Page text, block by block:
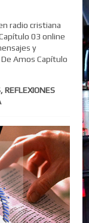
radio cristiana
03 online
y
Amos Capítulo
REFLEXIONES